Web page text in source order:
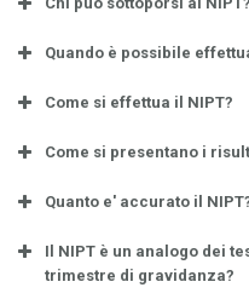
Quando è possibile
Come si effettua il NIPT?
Come si presentano i
Quanto e' accurato il
Il NIPT è un analogo dei
trimestre di gravidanza?